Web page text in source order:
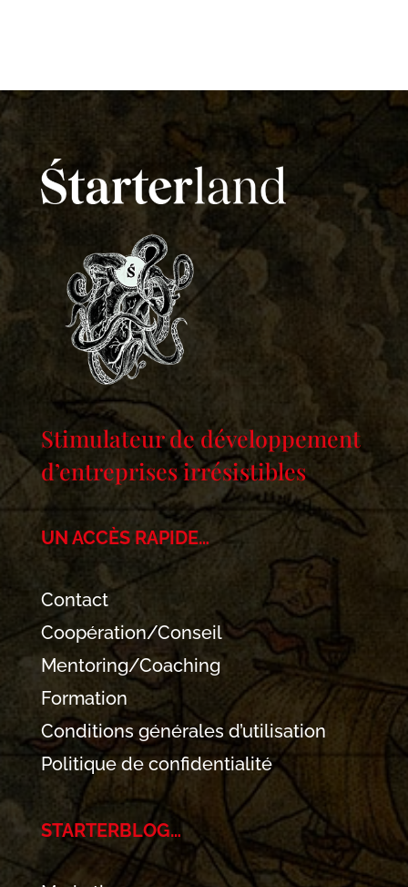
Stimulateur de développement
d’entreprises irrésistibles
UN ACCÈS RAPIDE…
Contact
Coopération/Conseil
Mentoring/Coaching
Formation
Conditions générales d’utilisation
Politique de confidentialité
STARTERBLOG…